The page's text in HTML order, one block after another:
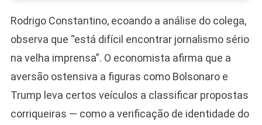
Rodrigo Constantino, ecoando a análise do colega,
observa que “está difícil encontrar jornalismo sério
na velha imprensa”. O economista afirma que a
aversão ostensiva a figuras como Bolsonaro e
Trump leva certos veículos a classificar propostas
corriqueiras — como a verificação de identidade do